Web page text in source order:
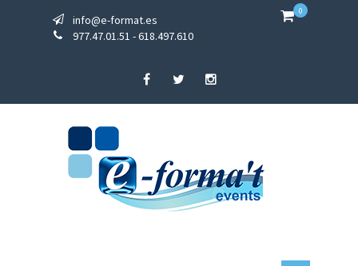
info@e-format.es
977.47.01.51 - 618.497.610
0